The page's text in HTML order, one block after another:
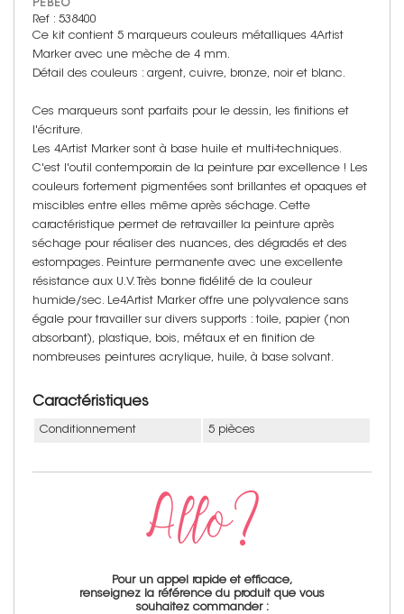
PÉBÉO
Ref : 538400
Ce kit contient 5 marqueurs couleurs métalliques 4Artist
Marker avec une mèche de 4 mm.
Détail des couleurs : argent, cuivre, bronze, noir et blanc.
Ces marqueurs sont parfaits pour le dessin, les finitions et
l'écriture.
Les 4Artist Marker sont à base huile et multi-techniques.
C'est l'outil contemporain de la peinture par excellence ! Les
couleurs fortement pigmentées sont brillantes et opaques et
miscibles entre elles même après séchage. Cette
caractéristique permet de retravailler la peinture après
séchage pour réaliser des nuances, des dégradés et des
estompages. Peinture permanente avec une excellente
résistance aux U.V. Très bonne fidélité de la couleur
humide/sec. Le4Artist Marker offre une polyvalence sans
égale pour travailler sur divers supports : toile, papier (non
absorbant), plastique, bois, métaux et en finition de
nombreuses peintures acrylique, huile, à base solvant.
Caractéristiques
Conditionnement 5 pièces
Pour un appel rapide et efficace,
renseignez la référence du produit que vous
souhaitez commander :